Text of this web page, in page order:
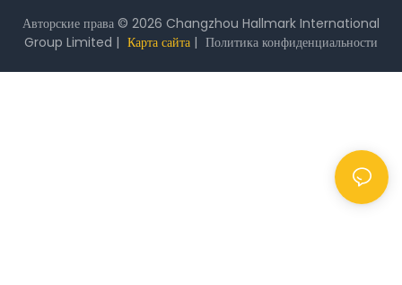
Авторские права © 2026 Changzhou Hallmark International
Group Limited | Карта сайта | Политика конфиденциальности